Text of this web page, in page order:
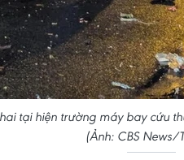
tại hiện trường máy bay cứu
(Ảnh: CBS News/